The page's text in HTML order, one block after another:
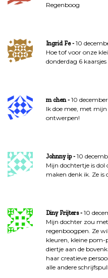
Regenboog
Ingrid Fe
10
Hoe tof voor onze
donderdag 6
m chen
10
Ik doe mee, met
ontwerpen!
Johnny ip
10
Mijn dochtertje is dol
maken denk ik. Ze is
Diny Frijters
10
Mijn dochter zou
regenboogpen. Ze
kleuren, kleine pom-
diertje aan de
haar creatieve
alle andere